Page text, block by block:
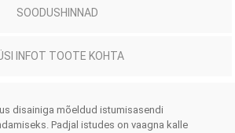
SOODUSHINNAD
INFOT TOOTE KOHTA
disainiga mõeldud istumisasendi
Padjal istudes on vaagna kalle